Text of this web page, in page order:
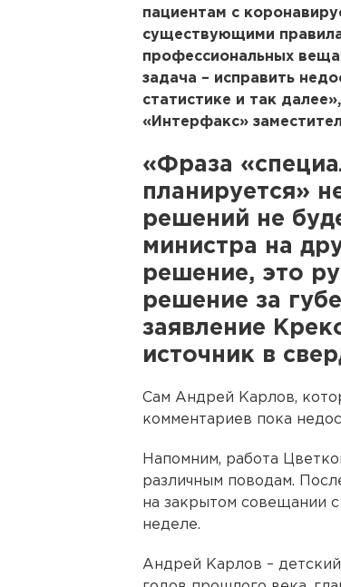
пациентам с
существующими
профессиональных
задача – исправить
статистике и так
«Интерфакс»
«Фраза
планируется»
решений не
министра на
решение, это
решение за
заявление
источник в
Сам Андрей Карлов,
комментариев пока
Напомним, работа
различным поводам.
на закрытом совещании
неделе.
Андрей Карлов –